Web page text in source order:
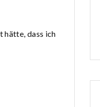
hätte, dass ich